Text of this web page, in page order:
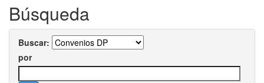
Búsqueda
Buscar:
por